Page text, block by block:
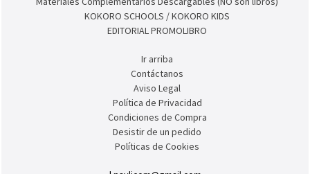
Colección FONODIL
MAN. UNIVERSITARIOS. Ver Subtemas.
Libros de MIGUEL BUENDIA
Materiales Complementarios Descargables (NO son libros)
KOKORO SCHOOLS / KOKORO KIDS
EDITORIAL PROMOLIBRO
Ir arriba
Contáctanos
Aviso Legal